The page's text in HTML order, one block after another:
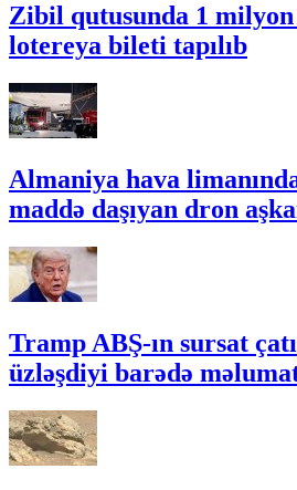
Zibil qutusunda 1
lotereya bileti tapılıb
Almaniya hava
maddə daşıyan dron
Tramp ABŞ-ın sursat
üzləşdiyi barədə